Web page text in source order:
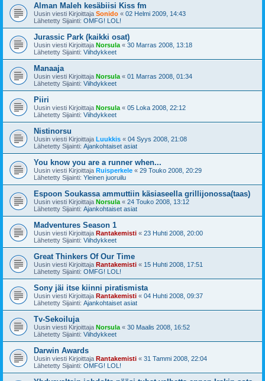
Alman Maleh kesäbiisi Kiss fm
Uusin viesti Kirjoittaja Sonido « 02 Helmi 2009, 14:43
Lähetetty Sijainti: OMFG! LOL!
Jurassic Park (kaikki osat)
Uusin viesti Kirjoittaja Norsula « 30 Marras 2008, 13:18
Lähetetty Sijainti: Viihdykkeet
Manaaja
Uusin viesti Kirjoittaja Norsula « 01 Marras 2008, 01:34
Lähetetty Sijainti: Viihdykkeet
Piiri
Uusin viesti Kirjoittaja Norsula « 05 Loka 2008, 22:12
Lähetetty Sijainti: Viihdykkeet
Nistinorsu
Uusin viesti Kirjoittaja Luukkis « 04 Syys 2008, 21:08
Lähetetty Sijainti: Ajankohtaiset asiat
You know you are a runner when...
Uusin viesti Kirjoittaja Ruisperkele « 29 Touko 2008, 20:29
Lähetetty Sijainti: Yleinen juoruilu
Espoon Soukassa ammuttiin käsiaseella grillijonossa(taas)
Uusin viesti Kirjoittaja Norsula « 24 Touko 2008, 13:12
Lähetetty Sijainti: Ajankohtaiset asiat
Madventures Season 1
Uusin viesti Kirjoittaja Rantakemisti « 23 Huhti 2008, 20:00
Lähetetty Sijainti: Viihdykkeet
Great Thinkers Of Our Time
Uusin viesti Kirjoittaja Rantakemisti « 15 Huhti 2008, 17:51
Lähetetty Sijainti: OMFG! LOL!
Sony jäi itse kiinni piratismista
Uusin viesti Kirjoittaja Rantakemisti « 04 Huhti 2008, 09:37
Lähetetty Sijainti: Ajankohtaiset asiat
Tv-Sekoiluja
Uusin viesti Kirjoittaja Norsula « 30 Maalis 2008, 16:52
Lähetetty Sijainti: Viihdykkeet
Darwin Awards
Uusin viesti Kirjoittaja Rantakemisti « 31 Tammi 2008, 22:04
Lähetetty Sijainti: OMFG! LOL!